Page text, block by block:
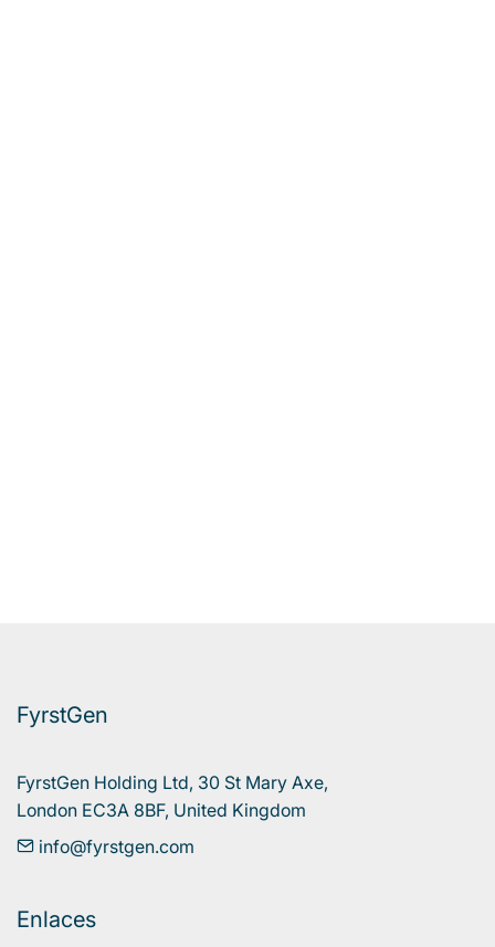
FyrstGen
FyrstGen Holding Ltd, 30 St Mary Axe,
London EC3A 8BF, United Kingdom
info@fyrstgen.com
Enlaces